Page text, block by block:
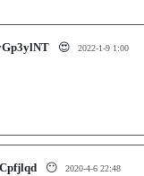
😍 2022-1-9 1:00
😶 2020-4-6 22:48